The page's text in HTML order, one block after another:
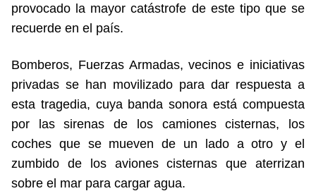
provocado la mayor catástrofe de este tipo que se
recuerde en el país.
Bomberos, Fuerzas Armadas, vecinos e iniciativas
privadas se han movilizado para dar respuesta a
esta tragedia, cuya banda sonora está compuesta
por las sirenas de los camiones cisternas, los
coches que se mueven de un lado a otro y el
zumbido de los aviones cisternas que aterrizan
sobre el mar para cargar agua.